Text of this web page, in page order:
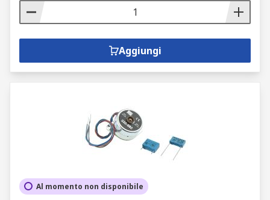
Aggiungi
Al momento non disponibile